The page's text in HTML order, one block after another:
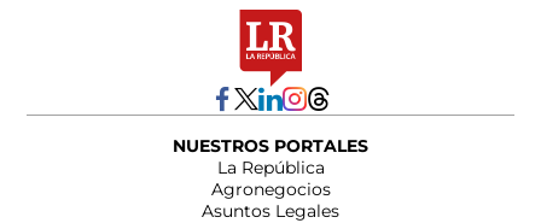
NUESTROS PORTALES
La República
Agronegocios
Asuntos Legales